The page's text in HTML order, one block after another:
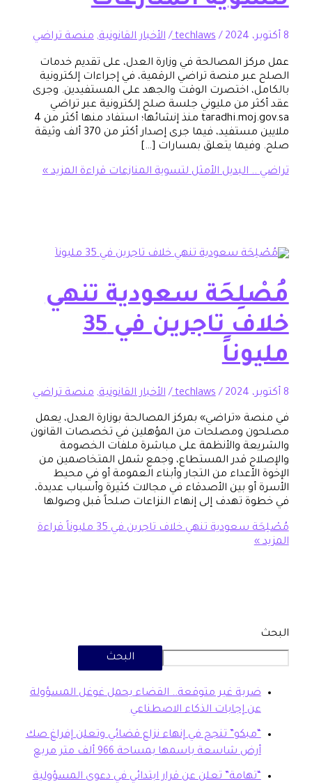
/
techlaws
/الأخبار القانونية,منصة تراضي
المصالحة في وزارة العدل، على تقديم خدمات
منصة تراضي الرقمية، في إجراءات إلكترونية
اختصرت الوقت والجهد على المستفيدين. وجرى
من مليوني جلسة صلح إلكترونية عبر تراضي
taradhi.moj.gov.sa منذ إنشائها؛ استفاد منها أكثر من 4
ملايين مستفيد، فيما جرى إصدار أكثر من 370 ألف وثيقة
يتعلق بمسارات […]
الأمثل لتسوية المنازعاتقراءة المزيد »
سعودية تنهي
خلاف تاجرين في 35
/
techlaws
/الأخبار القانونية,منصة تراضي
«تراضي» بمركز المصالحة بوزارة العدل، يعمل
ومصلحات من المؤهلين في تخصصات القانون
والأنظمة على مباشرة ملفات الخصومة
قدر المستطاع، وجمع شمل المتخاصمين من
من التجار وأبناء العمومة أو في محيط
بين الأصدقاء في مجالات كثيرة وأسباب عديدة،
تهدف إلى إنهاء النزاعات صلحاً قبل وصولها
تنهي خلاف تاجرين في 35 مليوناً
قراءة
غير متوقعة.. القضاء يحمل غوغل المسؤولة
إجابات الذكاء الاصطناعي
تنجح في إنهاء نزاع قضائي وتعلن إفراغ صك
شاسعة باسمها بمساحة 966 ألف متر مربع
تعلن عن قرار ابتدائي في دعوى المسؤولية